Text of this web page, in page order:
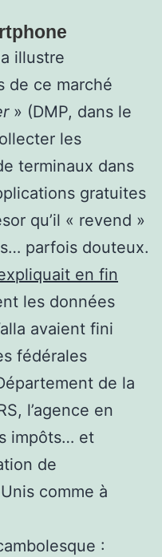
illustre
de ce marché
» (DMP, dans le
les
terminaux dans
gratuites
qu’il « revend »
parfois douteux.
en fin
les données
avaient fini
fédérales
de la
l’agence en
impôts… et
de
comme à
: